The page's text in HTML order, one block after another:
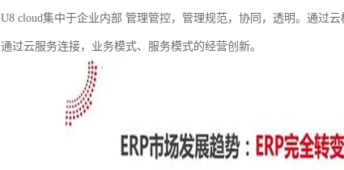
U8 cloud集中于企业内部 管理管控，管理规范，协同，透明。通过
通过云服务连接，业务模式、服务模式的经营创新。